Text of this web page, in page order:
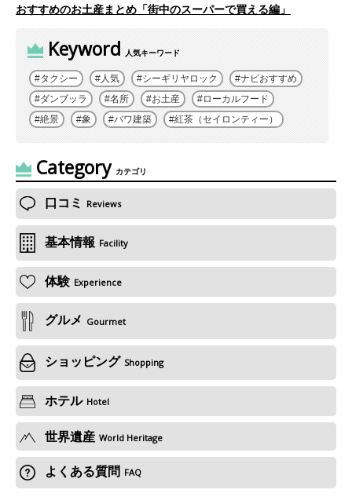
おすすめのお土産まとめ「街中のスーパーで買える編」
Keyword 人気キーワード
タクシー 人気 シーギリヤロック
ナビおすすめ
ダンブッラ
名所 お土産
ローカルフード
絶景
象 バワ建築 紅茶（セイロンティー）
Category カテゴリ
口コミ Reviews
基本情報 Facility
体験 Experience
グルメ Gourmet
ショッピング Shopping
ホテル Hotel
世界遺産 World Heritage
よくある質問 FAQ